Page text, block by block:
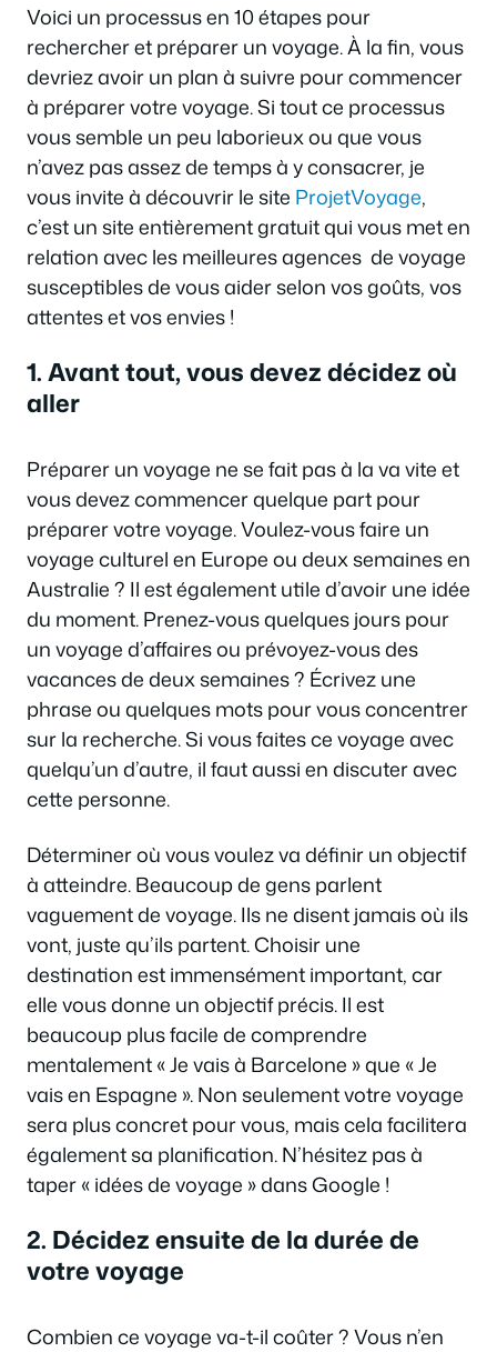
Voici un processus en 10 étapes pour
rechercher et préparer un voyage. À la fin, vous
devriez avoir un plan à suivre pour commencer
à préparer votre voyage. Si tout ce processus
vous semble un peu laborieux ou que vous
n’avez pas assez de temps à y consacrer, je
vous invite à découvrir le site ProjetVoyage,
c’est un site entièrement gratuit qui vous met en
relation avec les meilleures agences de voyage
susceptibles de vous aider selon vos goûts, vos
attentes et vos envies !
1. Avant tout, vous devez décidez où
aller
Préparer un voyage ne se fait pas à la va vite et
vous devez commencer quelque part pour
préparer votre voyage. Voulez-vous faire un
voyage culturel en Europe ou deux semaines en
Australie ? Il est également utile d’avoir une idée
du moment. Prenez-vous quelques jours pour
un voyage d’affaires ou prévoyez-vous des
vacances de deux semaines ? Écrivez une
phrase ou quelques mots pour vous concentrer
sur la recherche. Si vous faites ce voyage avec
quelqu’un d’autre, il faut aussi en discuter avec
cette personne.
Déterminer où vous voulez va définir un objectif
à atteindre. Beaucoup de gens parlent
vaguement de voyage. Ils ne disent jamais où ils
vont, juste qu’ils partent. Choisir une
destination est immensément important, car
elle vous donne un objectif précis. Il est
beaucoup plus facile de comprendre
mentalement « Je vais à Barcelone » que « Je
vais en Espagne ». Non seulement votre voyage
sera plus concret pour vous, mais cela facilitera
également sa planification. N’hésitez pas à
taper « idées de voyage » dans Google !
2. Décidez ensuite de la durée de
votre voyage
Combien ce voyage va-t-il coûter ? Vous n’en